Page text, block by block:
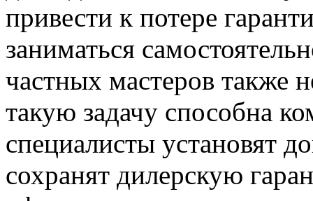
привести к потере
заниматься
частных мастеров также
такую задачу способна
специалисты установят
сохранят дилерскую